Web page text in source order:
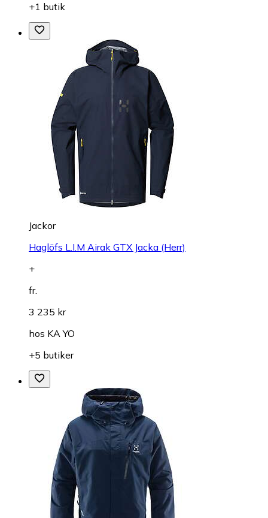
+1 butik
Jackor
Haglöfs L.I.M Airak GTX Jacka (Herr)
+
fr.
3 235 kr
hos KA YO
+5 butiker